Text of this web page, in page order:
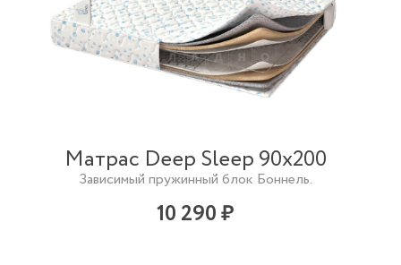
Матрас Deep Sleep 90х200
Зависимый пружинный блок Боннель.
10 290 ₽